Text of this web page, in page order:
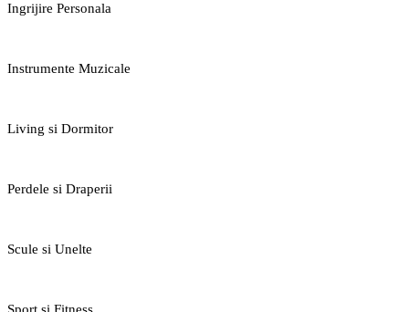
Ingrijire Personala
Instrumente Muzicale
Living si Dormitor
Perdele si Draperii
Scule si Unelte